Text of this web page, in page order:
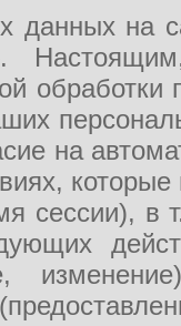
данных на
.
на
сессии), в